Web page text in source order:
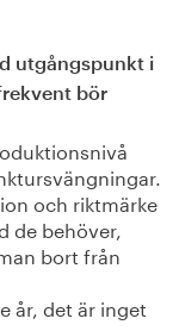
utgångspunkt i
bör
och riktmärke
de behöver,
bort från
år, det är inget